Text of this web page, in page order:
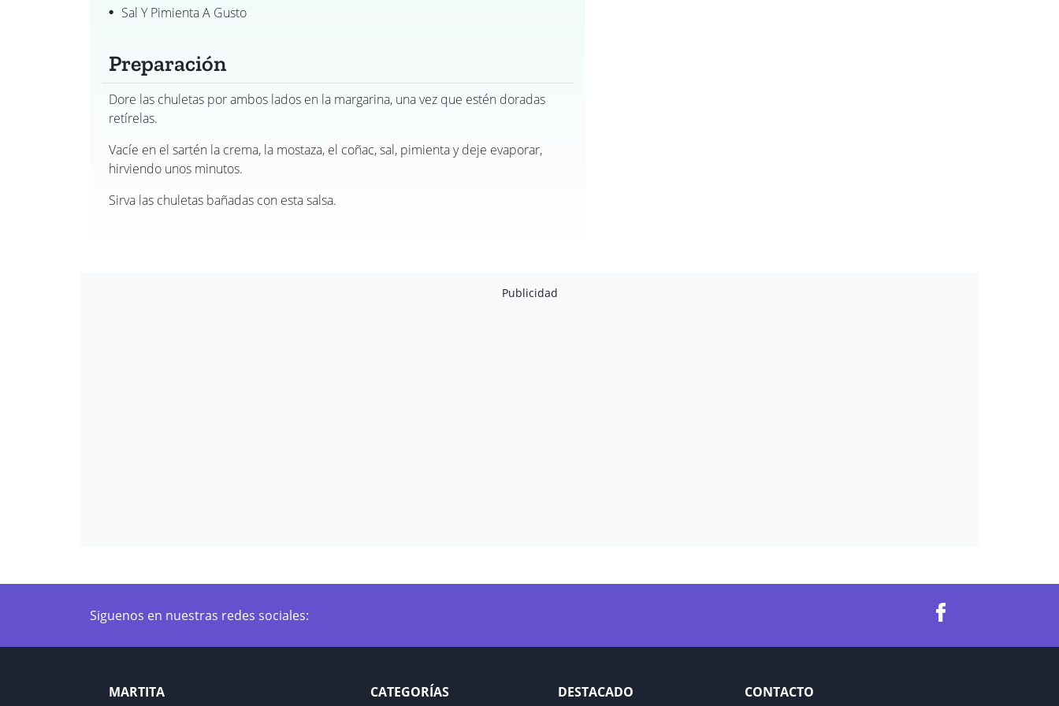
Sal Y Pimienta A Gusto
Preparación
Dore las chuletas por ambos lados en la margarina, una vez que estén doradas
retírelas.
Vacíe en el sartén la crema, la mostaza, el coñac, sal, pimienta y deje evaporar,
hirviendo unos minutos.
Sirva las chuletas bañadas con esta salsa.
Publicidad
Siguenos en nuestras redes sociales:
MARTITA CATEGORÍAS DESTACADO CONTACTO